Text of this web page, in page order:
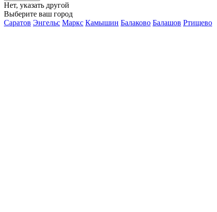
Нет, указать другой
Выберите ваш город
Саратов Энгельс Маркс Камышин Балаково Балашов Ртищево